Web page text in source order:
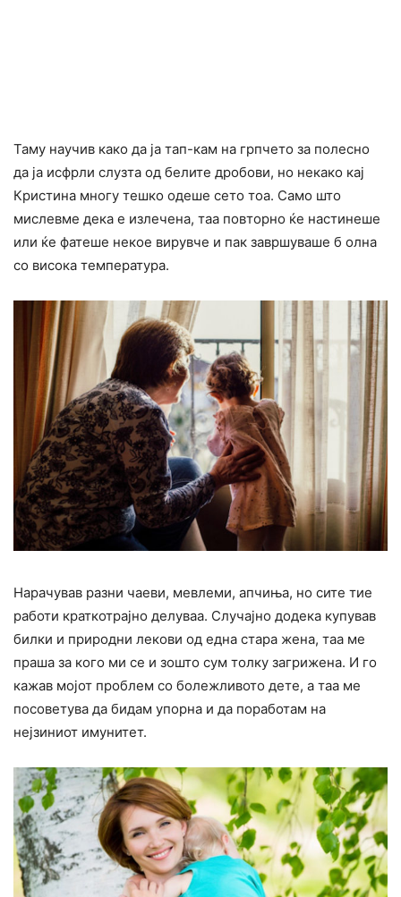
Таму научив како да ја тап-кам на грпчето за полесно
да ја исфрли слузта од белите дробови, но некако кај
Кристина многу тешко одеше сето тоа. Само што
мислевме дека е излечена, таа повторно ќе настинеше
или ќе фатеше некое вирувче и пак завршуваше б олна
со висока температура.
Нарачував разни чаеви, мевлеми, апчиња, но сите тие
работи краткотрајно делуваа. Случајно додека купував
билки и природни лекови од една стара жена, таа ме
праша за кого ми се и зошто сум толку загрижена. И го
кажав мојот проблем со болежливото дете, а таа ме
посоветува да бидам упорна и да поработам на
нејзиниот имунитет.